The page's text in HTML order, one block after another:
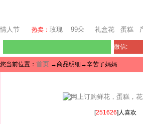
情人节 热卖： 玫瑰 99朵 礼盒花 蛋糕
微信:
您当前位置： 首页 →商品明细→辛苦了妈妈
[251626]人喜欢